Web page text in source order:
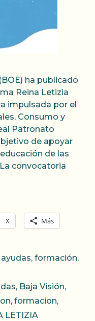
ha publicado
Reina Letizia
impulsada por el
Consumo y
Patronato
de apoyar
de las
convocatoria
X Más
ayudas, formación,
, Baja Visión,
, formacion,
LETIZIA